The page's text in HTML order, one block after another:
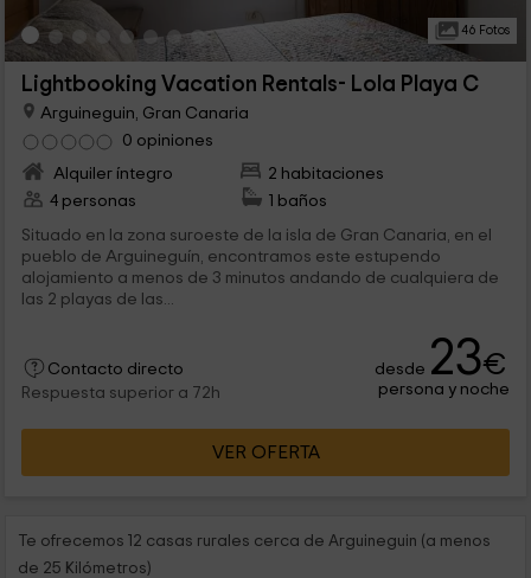
46 Fotos
Lightbooking Vacation Rentals- Lola Playa C
Arguineguin, Gran Canaria
0 opiniones
Alquiler íntegro
2 habitaciones
4 personas
1 baños
Situado en la zona suroeste de la isla de Gran Canaria, en el
pueblo de Arguineguín, encontramos este estupendo
alojamiento a menos de 3 minutos andando de cualquiera de
las 2 playas de las...
Contacto directo
Respuesta superior a 72h
desde 23€
persona y noche
VER OFERTA
Te ofrecemos 12 casas rurales cerca de Arguineguin (a menos
de 25 Kilómetros)